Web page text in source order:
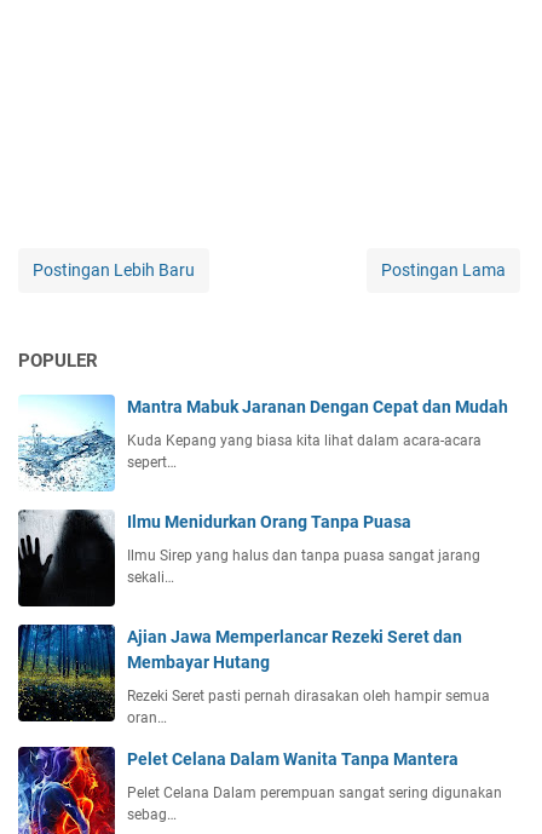
Postingan Lebih Baru Postingan Lama
POPULER
Mantra Mabuk Jaranan Dengan Cepat dan Mudah
Kuda Kepang yang biasa kita lihat dalam acara-acara
sepert…
Ilmu Menidurkan Orang Tanpa Puasa
Ilmu Sirep yang halus dan tanpa puasa sangat jarang
sekali…
Ajian Jawa Memperlancar Rezeki Seret dan
Membayar Hutang
Rezeki Seret pasti pernah dirasakan oleh hampir semua
oran…
Pelet Celana Dalam Wanita Tanpa Mantera
Pelet Celana Dalam perempuan sangat sering digunakan
sebag…